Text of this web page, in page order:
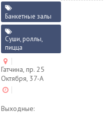
Банкетные залы
Суши, роллы,
пицца
Гатчина, пр. 25
Октября, 37-А
Выходные: